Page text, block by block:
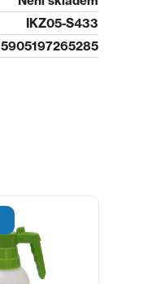
IKZ05-S433
5905197265285